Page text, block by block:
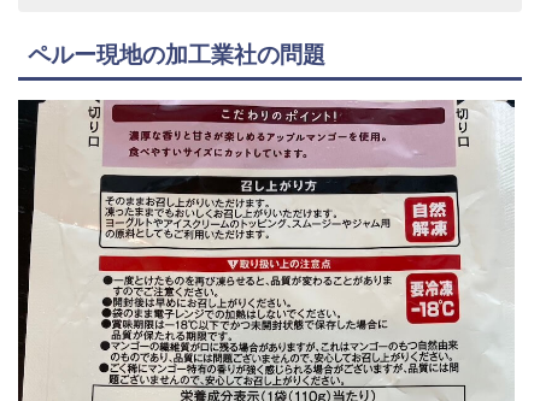
ペルー現地の加工業社の問題